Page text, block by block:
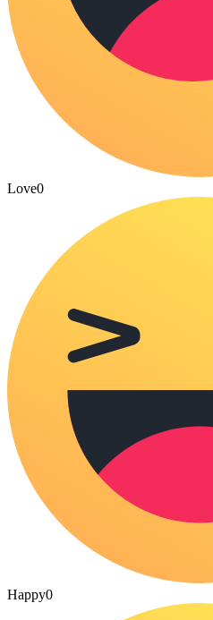
Love0
Happy0